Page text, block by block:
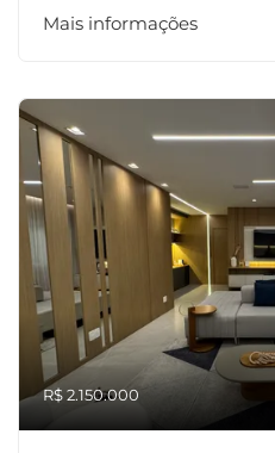
Mais informações
R$ 2.150.000